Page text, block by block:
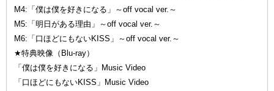
M4:「僕は僕を好きになる」～off vocal ver.～
M5:「明日がある理由」～off vocal ver.～
M6:「口ほどにもないKISS」～off vocal ver.～
★特典映像（Blu-ray）
「僕は僕を好きになる」Music Video
「口ほどにもないKISS」Music Video